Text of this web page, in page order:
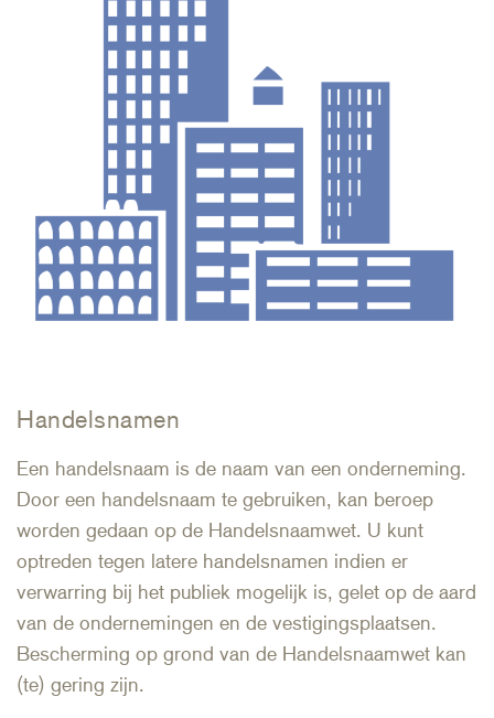
Handelsnamen
Een handelsnaam is de naam van een onderneming.
Door een handelsnaam te gebruiken, kan beroep
worden gedaan op de Handelsnaamwet. U kunt
optreden tegen latere handelsnamen indien er
verwarring bij het publiek mogelijk is, gelet op de aard
van de ondernemingen en de vestigingsplaatsen.
Bescherming op grond van de Handelsnaamwet kan
(te) gering zijn.